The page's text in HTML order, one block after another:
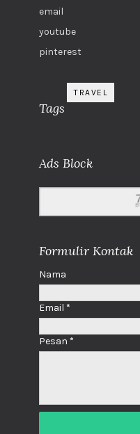
email
youtube
pinterest
Tags
TRAVEL
Ads Block
Formulir Kontak
Nama
Email *
Pesan *